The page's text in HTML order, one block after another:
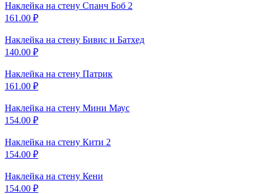
Наклейка на стену Спанч Боб 2
161.00 ₽
Наклейка на стену Бивис и Батхед
140.00 ₽
Наклейка на стену Патрик
161.00 ₽
Наклейка на стену Мини Маус
154.00 ₽
Наклейка на стену Кити 2
154.00 ₽
Наклейка на стену Кени
154.00 ₽